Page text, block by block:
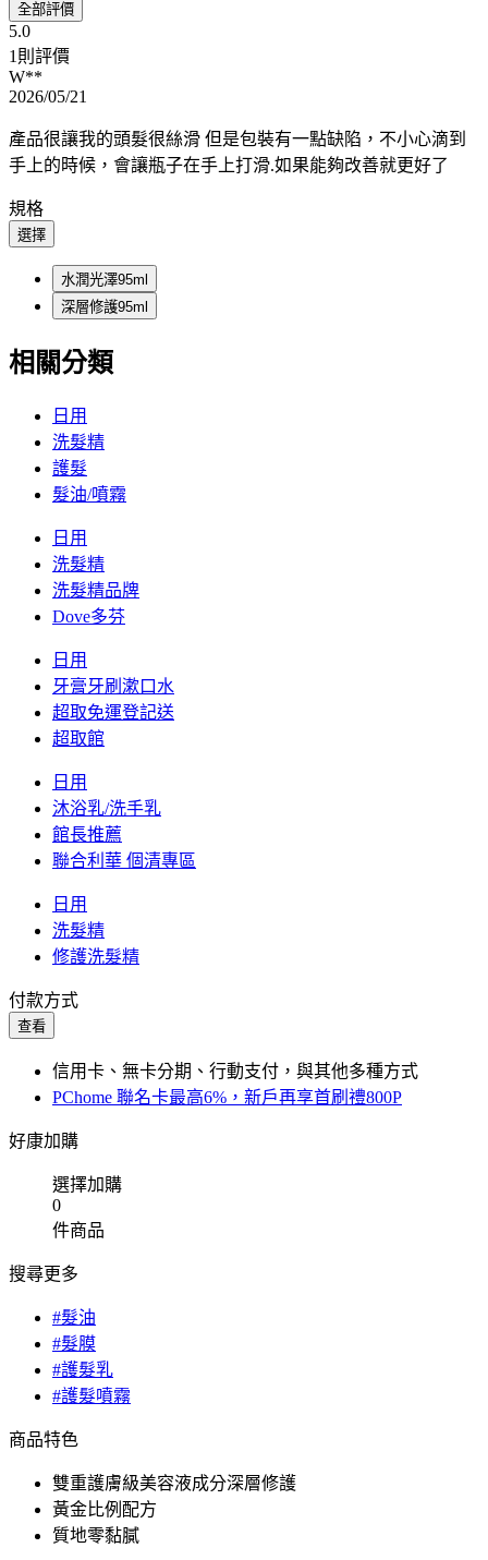
全部評價
5.0
1則評價
W**
2026/05/21
產品很讓我的頭髮很絲滑 但是包裝有一點缺陷，不小心滴到
手上的時候，會讓瓶子在手上打滑.如果能夠改善就更好了
規格
選擇
水潤光澤95ml
深層修護95ml
相關分類
日用
洗髮精
護髮
髮油/噴霧
日用
洗髮精
洗髮精品牌
Dove多芬
日用
牙膏牙刷漱口水
超取免運登記送
超取館
日用
沐浴乳/洗手乳
館長推薦
聯合利華 個清專區
日用
洗髮精
修護洗髮精
付款方式
查看
信用卡、無卡分期、行動支付，與其他多種方式
PChome 聯名卡最高6%，新戶再享首刷禮800P
好康加購
選擇加購
0
件商品
搜尋更多
#髮油
#髮膜
#護髮乳
#護髮噴霧
商品特色
雙重護膚級美容液成分深層修護
黃金比例配方
質地零黏膩